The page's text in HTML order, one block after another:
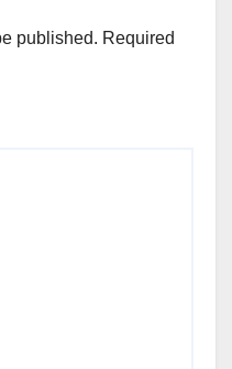
published. Required